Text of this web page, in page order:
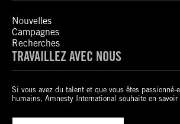
Nouvelles
Campagnes
Recherches
TRAVAILLEZ AVEC NOUS
Si vous avez du talent et que vous êtes passionné-
humains, Amnesty International souhaite en